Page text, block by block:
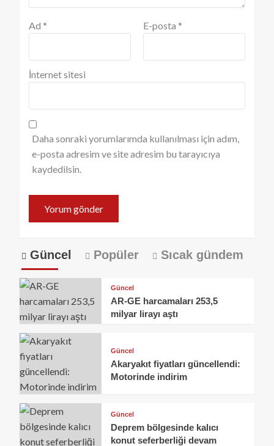
Ad * E-posta *
İnternet sitesi
Daha sonraki yorumlarımda kullanılması için adım,
e-posta adresim ve site adresim bu tarayıcıya
kaydedilsin.
Güncel Popüler Sıcak gündem
Güncel
AR-GE harcamaları 253,5
milyar lirayı aştı
Güncel
Akaryakıt fiyatları güncellendi:
Motorinde indirim
Güncel
Deprem bölgesinde kalıcı
konut seferberliği devam